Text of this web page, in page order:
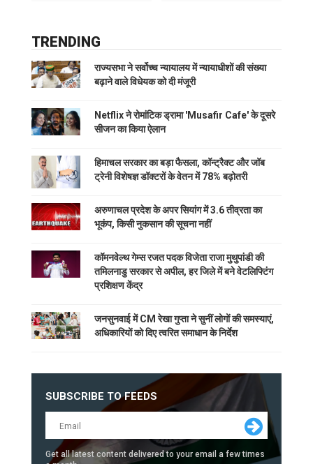
TRENDING
राज्यसभा ने सर्वोच्च न्यायालय में न्यायाधीशों की संख्या
बढ़ाने वाले विधेयक को दी मंजूरी
Netflix ने रोमांटिक ड्रामा 'Musafir Cafe' के दूसरे
सीजन का किया ऐलान
हिमाचल सरकार का बड़ा फैसला, कॉन्ट्रैक्ट और जॉब
ट्रेनी विशेषज्ञ डॉक्टरों के वेतन में 78% बढ़ोतरी
अरुणाचल प्रदेश के अपर सियांग में 3.6 तीव्रता का
भूकंप, किसी नुकसान की सूचना नहीं
कॉमनवेल्थ गेम्स रजत पदक विजेता राजा मुथुपांडी की
तमिलनाडु सरकार से अपील, हर जिले में बने वेटलिफ्टिंग
प्रशिक्षण केंद्र
जनसुनवाई में CM रेखा गुप्ता ने सुनीं लोगों की समस्याएं,
अधिकारियों को दिए त्वरित समाधान के निर्देश
SUBSCRIBE TO FEEDS
Get all latest content delivered to your email a few times